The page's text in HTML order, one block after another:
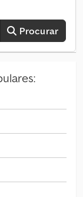
Procurar